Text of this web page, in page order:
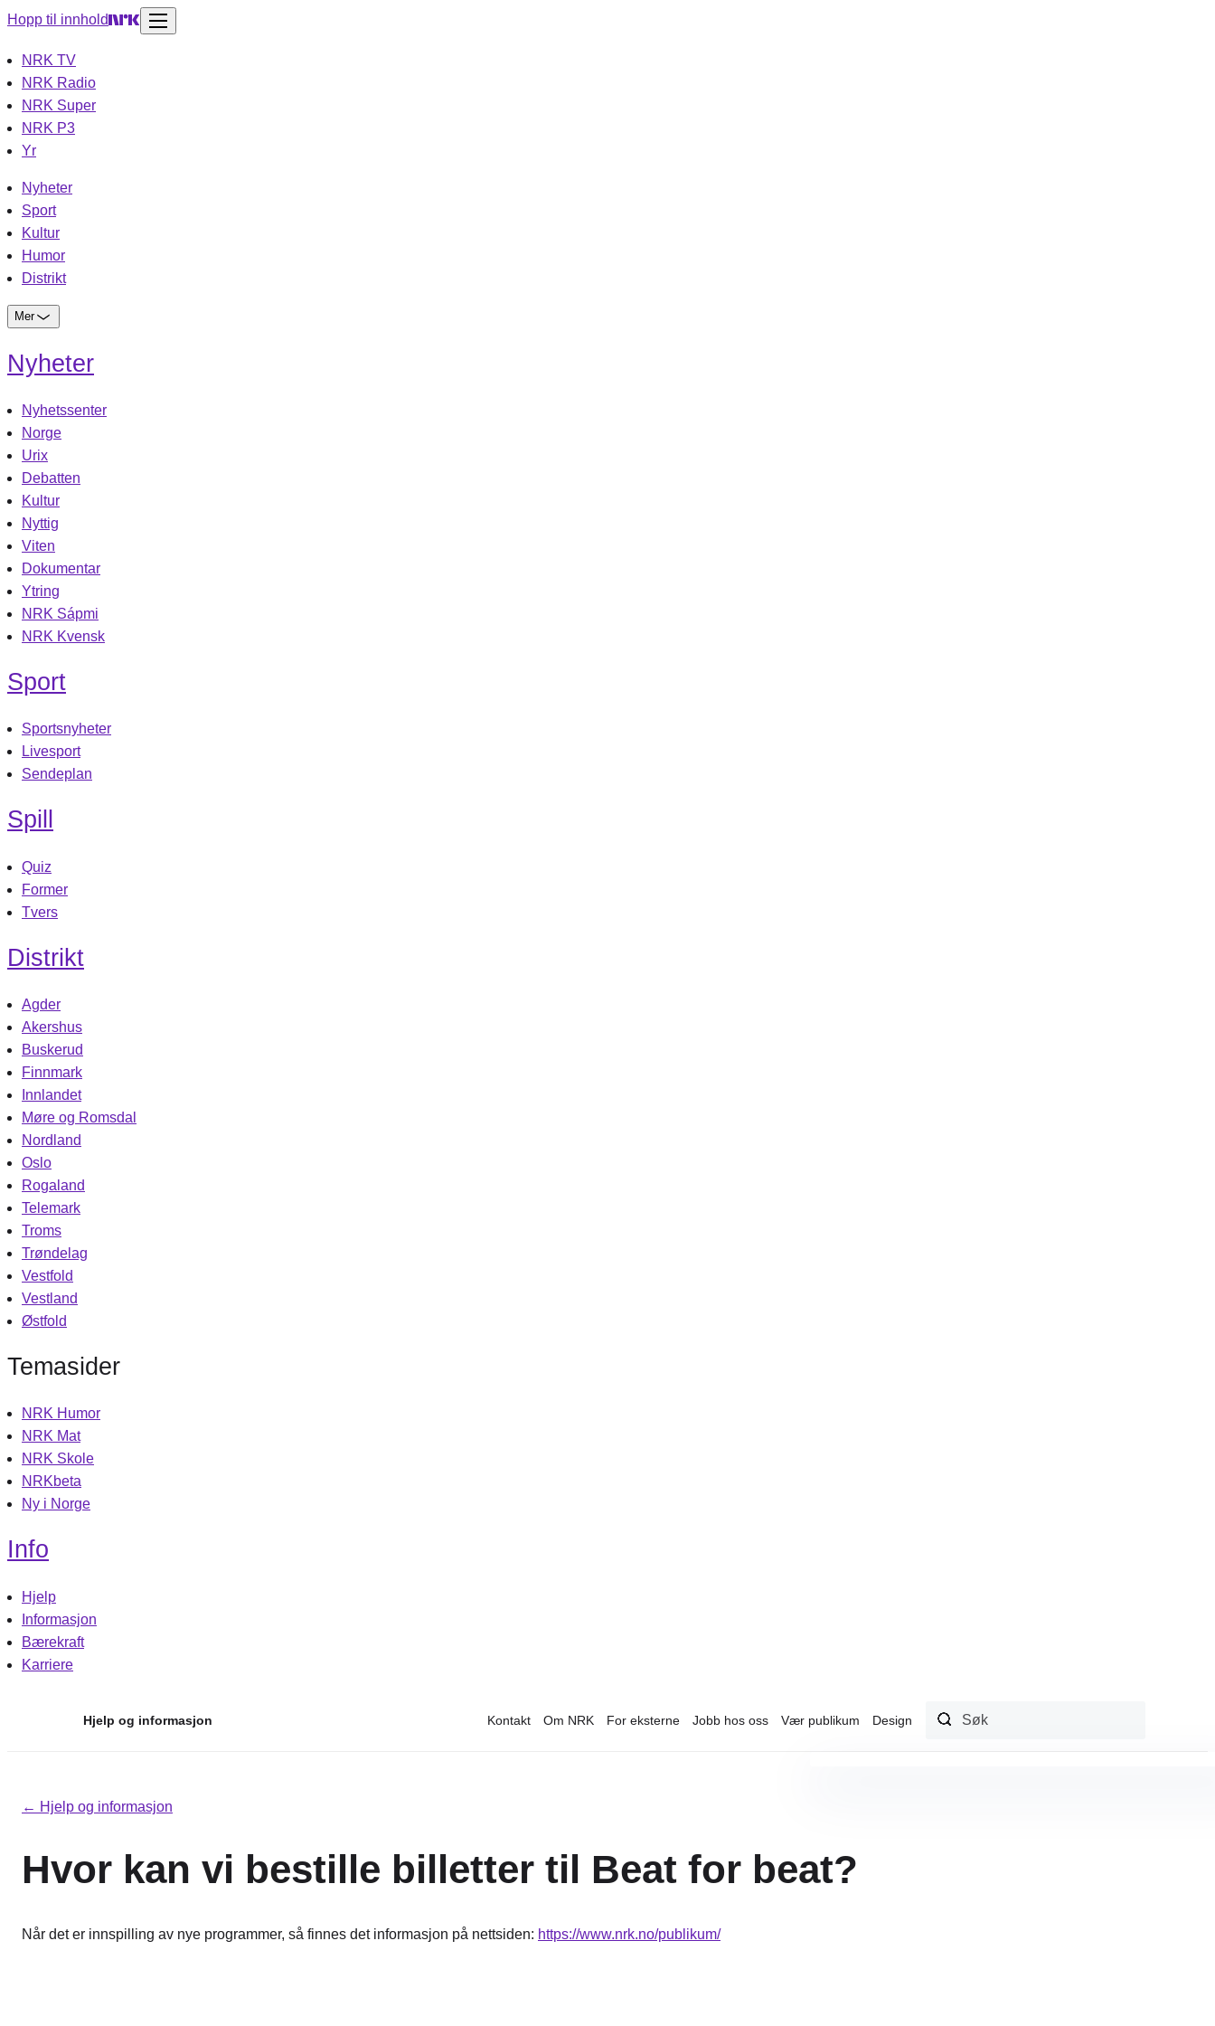
Hopp til innhold
NRK TV
NRK Radio
NRK Super
NRK P3
Yr
Nyheter
Sport
Kultur
Humor
Distrikt
Mer
Nyheter
Nyhetssenter
Norge
Urix
Debatten
Kultur
Nyttig
Viten
Dokumentar
Ytring
NRK Sápmi
NRK Kvensk
Sport
Sportsnyheter
Livesport
Sendeplan
Spill
Quiz
Former
Tvers
Distrikt
Agder
Akershus
Buskerud
Finnmark
Innlandet
Møre og Romsdal
Nordland
Oslo
Rogaland
Telemark
Troms
Trøndelag
Vestfold
Vestland
Østfold
Temasider
NRK Humor
NRK Mat
NRK Skole
NRKbeta
Ny i Norge
Info
Hjelp
Informasjon
Bærekraft
Karriere
Hjelp og informasjon Kontakt Om NRK For eksterne Jobb hos oss Vær publikum Design
innhold
← Hjelp og informasjon
Hvor kan vi bestille billetter til Beat for beat?
Når det er innspilling av nye programmer, så finnes det informasjon på nettsiden: https://www.nrk.no/publikum/